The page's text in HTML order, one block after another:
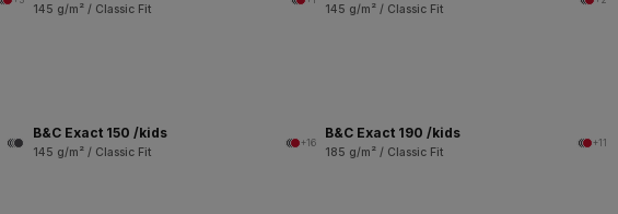
145 g/m² / Classic Fit 145 g/m² / Classic Fit
B&C Exact 150 /kids
145 g/m² / Classic Fit
+16
B&C Exact 190 /kids
185 g/m² / Classic Fit
+11